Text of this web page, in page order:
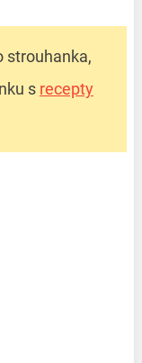
strouhanka,
s recepty